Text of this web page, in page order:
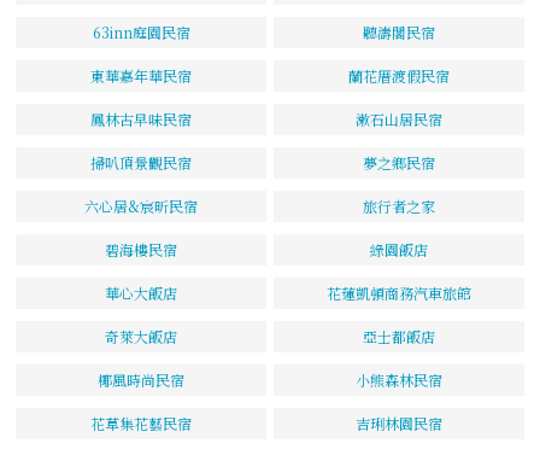
63inn庭園民宿 聽濤閣民宿
東華嘉年華民宿 蘭花厝渡假民宿
鳳林古早味民宿 漱石山居民宿
掃叭頂景觀民宿 夢之鄉民宿
六心居&宸昕民宿 旅行者之家
碧海樓民宿 綠園飯店
華心大飯店 花蓮凱頓商務汽車旅館
奇萊大飯店 亞士都飯店
椰風時尚民宿 小熊森林民宿
花草集花藝民宿 吉琍林園民宿